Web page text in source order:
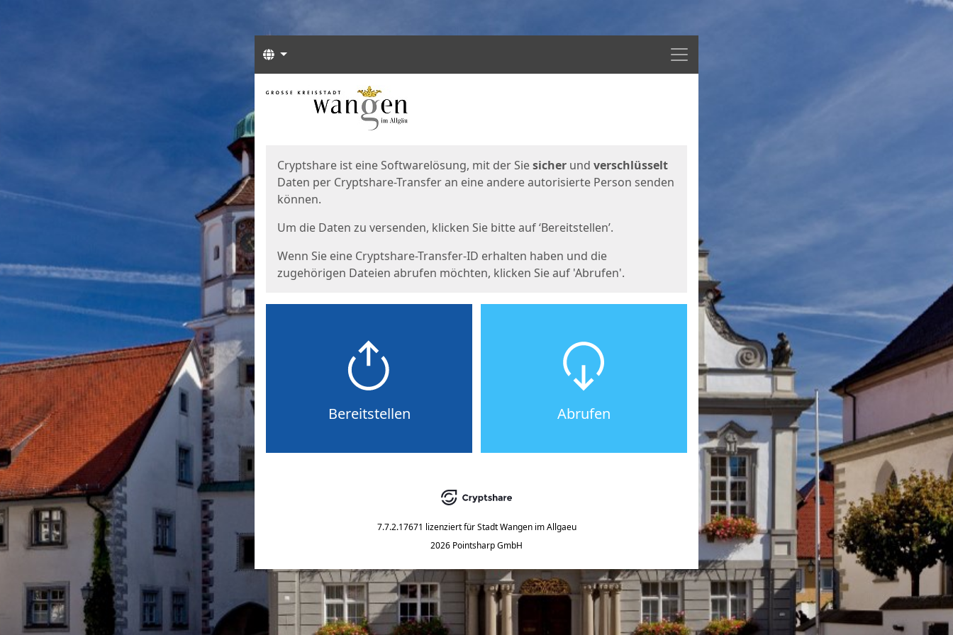
Menü
Sprachen
Start
Cryptshare ist eine Softwarelösung, mit der Siesicher und verschlüsselt
Daten per Cryptshare-Transfer an eine andere autorisierte Person senden
können.
Um die Daten zu versenden, klicken Sie bitte auf ‘Bereitstellen’.
Wenn Sie eine Cryptshare-Transfer-ID erhalten haben und die
zugehörigen Dateien abrufen möchten, klicken Sie auf 'Abrufen'.
Bereitstellen Abrufen
7.7.2.17671 lizenziert für Stadt Wangen im Allgaeu
2026 Pointsharp GmbH